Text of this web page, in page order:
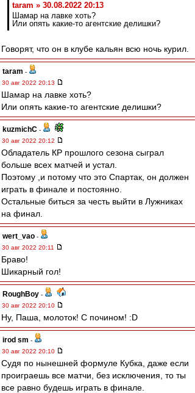
taram » 30.08.2022 20:13
Шамар на лавке хоть?
Или опять какие-то агентские делишки?
Говорят, что он в клубе кальян всю ночь курил.
taram -
30 авг 2022 20:13
Шамар на лавке хоть?
Или опять какие-то агентские делишки?
kuzmichC -
30 авг 2022 20:12
Обладатель КР прошлого сезона сыграл
больше всех матчей и устал.
Поэтому ,и потому что это Спартак, он должен
играть в финале и постоянно.
Остальные биться за честь выйти в Лужниках
на финал.
wert_vao -
30 авг 2022 20:11
Браво!
Шикарный гол!
RoughBoy -
30 авг 2022 20:10
Ну, Паша, молоток! С почином! :D
irod sm -
30 авг 2022 20:10
Судя по нынешней формуле Кубка, даже если
проиграешь все матчи, без исключения, то ты
все равно будешь играть в финале.